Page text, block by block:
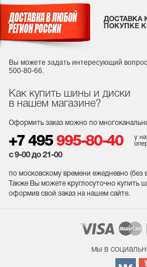
Как купить шины и диски
в нашем магазине?
Оформить заказ можно по
+7 495 995-80-40
у
с 9-00 до 21-00
по московскому времени ежедневно (без
Также Вы можете круглосуточно купить
оформив свой заказ на нашем сайте.
ДОСТАВКА
ПОКУПКЕ
Вы можете задать интересующий вопрос
500-80-66.
мы в